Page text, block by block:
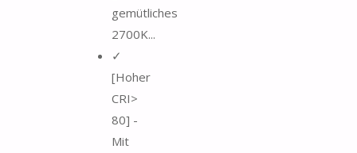
gemütliches
2700K...
✓
[Hoher
CRI>
80] -
Mit